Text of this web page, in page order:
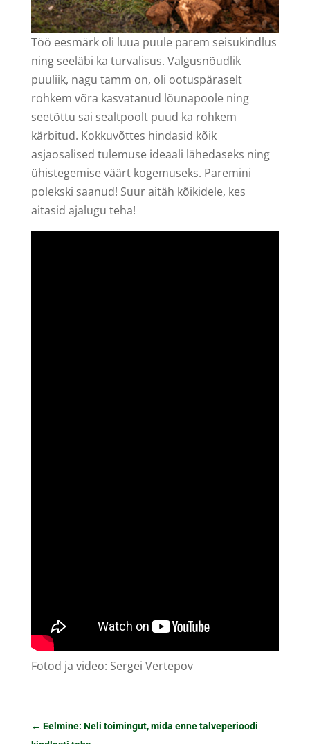
Töö eesmärk oli luua puule parem seisukindlus
ning seeläbi ka turvalisus. Valgusnõudlik
puuliik, nagu tamm on, oli ootuspäraselt
rohkem võra kasvatanud lõunapoole ning
seetõttu sai sealtpoolt puud ka rohkem
kärbitud. Kokkuvõttes hindasid kõik
asjaosalised tulemuse ideaali lähedaseks ning
ühistegemise väärt kogemuseks. Paremini
polekski saanud! Suur aitäh kõikidele, kes
aitasid ajalugu teha!
Fotod ja video: Sergei Vertepov
← Eelmine: Neli toimingut, mida enne talveperioodi